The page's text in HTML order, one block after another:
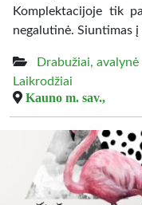
Komplektacijoje tik
negalutinė. Siuntimas
Drabužiai, avalynė
Laikrodžiai
Kauno m. sav.,